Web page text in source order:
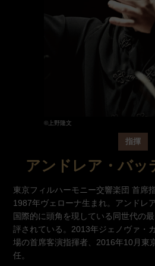
©上野隆文
指揮
アンドレア・バッ
東京フィルハーモニー交響楽団 首席
1987年ヴェローナ生まれ。アンドレ
国際的に頭角を現している同世代の
評されている。2013年ジェノヴァ・
場の首席客演指揮者、2016年10月東
任。